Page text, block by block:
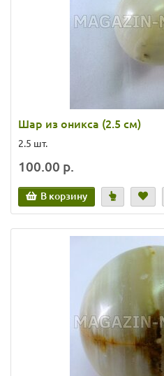
Шар из оникса (2.5 см)
2.5 шт.
100.00 р.
В корзину